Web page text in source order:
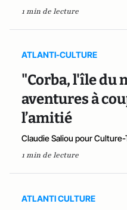
1 min de lecture
ATLANTI-CULTURE
"Corba, l'île du
aventures à
l’amitié
Claudie Saliou pour
1 min de lecture
ATLANTI CULTURE